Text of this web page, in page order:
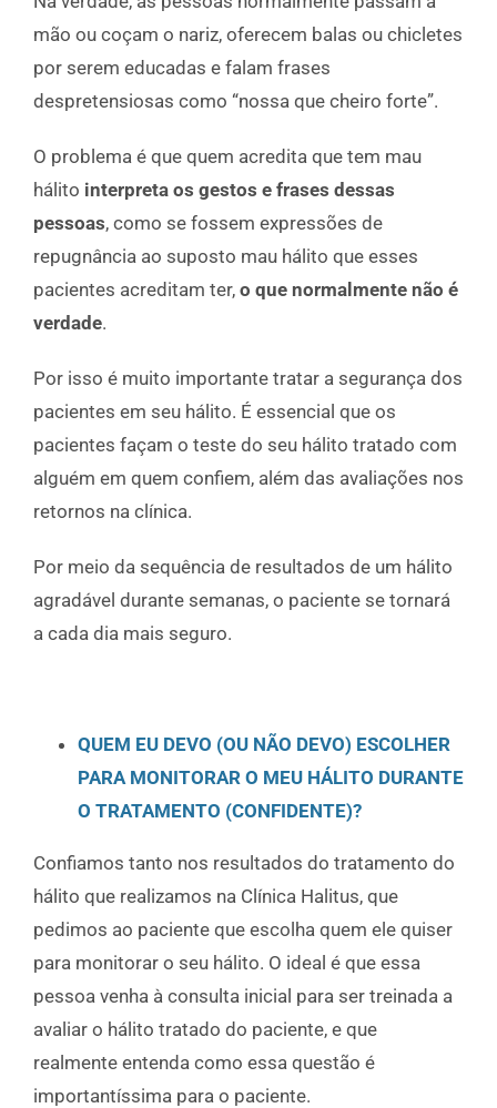
mão ou coçam o nariz, oferecem balas ou chicletes
por serem educadas e falam frases
despretensiosas como “nossa que cheiro forte”.
O problema é que quem acredita que tem mau
hálito interpreta os gestos e frases dessas
pessoas, como se fossem expressões de
repugnância ao suposto mau hálito que esses
pacientes acreditam ter, o que normalmente não é
verdade.
Por isso é muito importante tratar a segurança dos
pacientes em seu hálito. É essencial que os
pacientes façam o teste do seu hálito tratado com
alguém em quem confiem, além das avaliações nos
retornos na clínica.
Por meio da sequência de resultados de um hálito
agradável durante semanas, o paciente se tornará
a cada dia mais seguro.
QUEM EU DEVO (OU NÃO DEVO) ESCOLHER
PARA MONITORAR O MEU HÁLITO DURANTE
O TRATAMENTO (CONFIDENTE)?
Confiamos tanto nos resultados do tratamento do
hálito que realizamos na Clínica Halitus, que
pedimos ao paciente que escolha quem ele quiser
para monitorar o seu hálito. O ideal é que essa
pessoa venha à consulta inicial para ser treinada a
avaliar o hálito tratado do paciente, e que
realmente entenda como essa questão é
importantíssima para o paciente.